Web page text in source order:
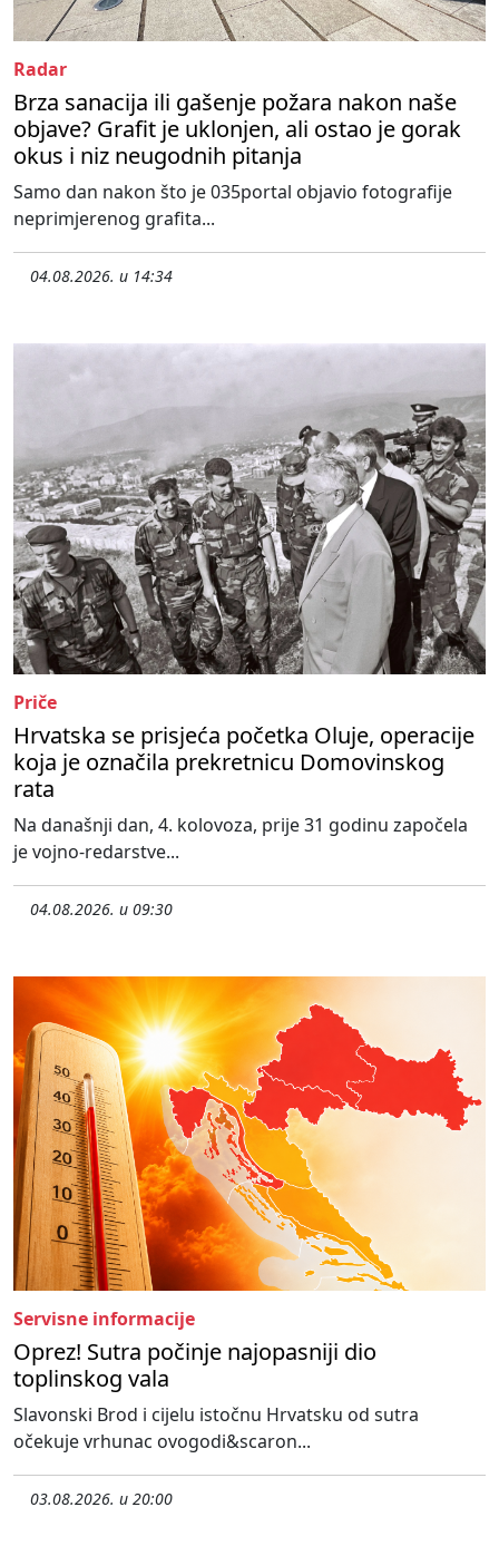
Radar
Brza sanacija ili gašenje požara nakon naše
objave? Grafit je uklonjen, ali ostao je gorak
okus i niz neugodnih pitanja
Samo dan nakon što je 035portal objavio fotografije
neprimjerenog grafita...
04.08.2026. u 14:34
Priče
Hrvatska se prisjeća početka Oluje, operacije
koja je označila prekretnicu Domovinskog
rata
Na današnji dan, 4. kolovoza, prije 31 godinu započela
je vojno-redarstve...
04.08.2026. u 09:30
Servisne informacije
Oprez! Sutra počinje najopasniji dio
toplinskog vala
Slavonski Brod i cijelu istočnu Hrvatsku od sutra
očekuje vrhunac ovogodi&scaron...
03.08.2026. u 20:00